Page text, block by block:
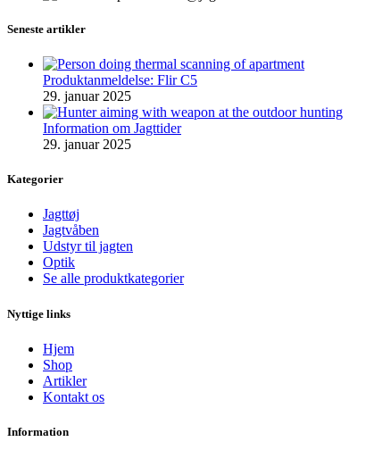
Seneste artikler
Produktanmeldelse: Flir C5
29. januar 2025
Information om Jagttider
29. januar 2025
Kategorier
Jagttøj
Jagtvåben
Udstyr til jagten
Optik
Se alle produktkategorier
Nyttige links
Hjem
Shop
Artikler
Kontakt os
Information